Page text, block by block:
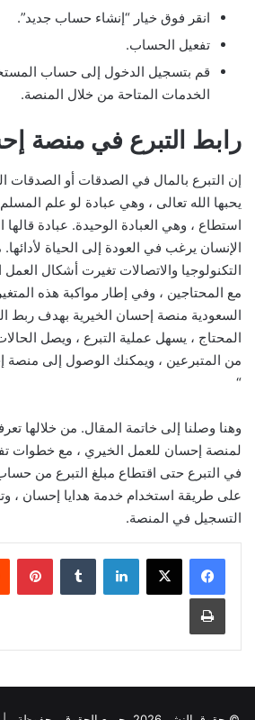
انقر فوق خيار “إنشاء حساب جديد”.
تفعيل الحساب.
قم بتسجيل الدخول إلى حساب
الخدمات المتاحة من خلال المنصة.
رابط التبرع في منصة
إن التبرع بالمال في الصدقات أو الصدقات
يحبها الله تعالى ، وهي عبادة لو علم المسلم
استطاع ، وهي العبادة الوحيدة. عبادة قالها
الإنسان يرغب في العودة إلى الحياة
التكنولوجيا والاتصالات تغيرت أشكال
مع المحتاجين ، وفي إطار مواكبة هذه
السعودية منصة إحسان الخيرية بهدف ربط
المحتاج ، يسهل عملية التبرع ، ويصل
من المتبرعين ، ويمكنك الوصول إلى منصة
“
وهنا وصلنا إلى خاتمة المقال. من خلالها
لمنصة إحسان للعمل الخيري ، مع خطوات
في التبرع حتى اقتطاع مبلغ التبرع من حساب
على طريقة استخدام خدمة هدايا إحسان ،
التسجيل في المنصة.
لينكدإن بينتيريست
طباعة